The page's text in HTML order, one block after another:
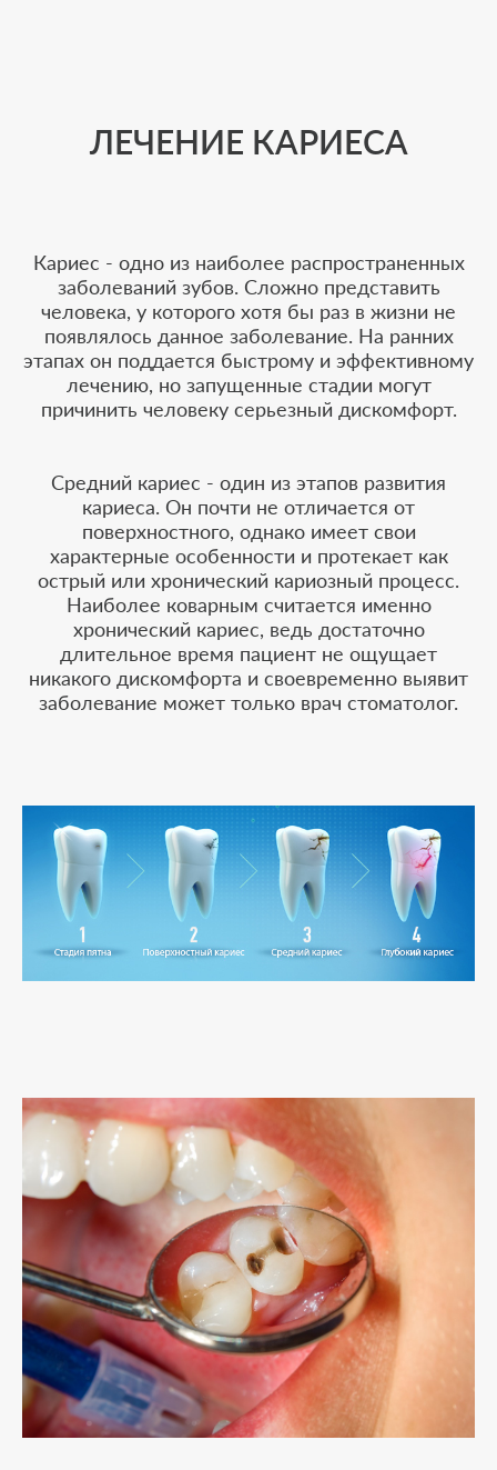
ЛЕЧЕНИЕ КАРИЕСА
Кариес - одно из наиболее распространенных
заболеваний зубов. Сложно представить
человека, у которого хотя бы раз в жизни не
появлялось данное заболевание. На ранних
этапах он поддается быстрому и эффективному
лечению, но запущенные стадии могут
причинить человеку серьезный дискомфорт.
Средний кариес - один из этапов развития
кариеса. Он почти не отличается от
поверхностного, однако имеет свои
характерные особенности и протекает как
острый или хронический кариозный процесс.
Наиболее коварным считается именно
хронический кариес, ведь достаточно
длительное время пациент не ощущает
никакого дискомфорта и своевременно выявит
заболевание может только врач стоматолог.